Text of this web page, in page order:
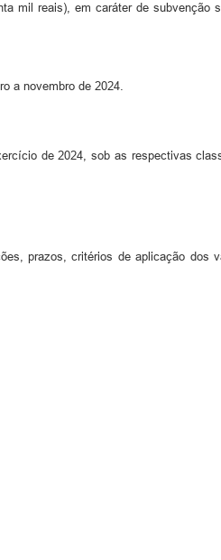
mil reais), em caráter de subvenção
a novembro de 2024.
de 2024, sob as respectivas
prazos, critérios de aplicação dos